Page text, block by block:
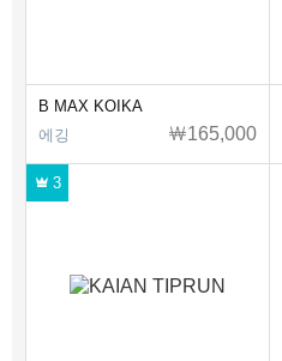
B MAX KOIKA
에깅
￦165,000
3